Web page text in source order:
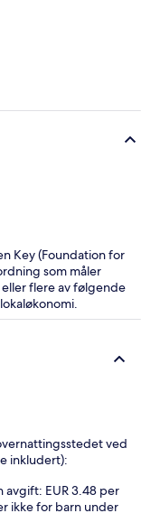
Key (Foundation for
som måler
flere av følgende
ved
inkludert):
EUR 3.48 per
ikke for barn under